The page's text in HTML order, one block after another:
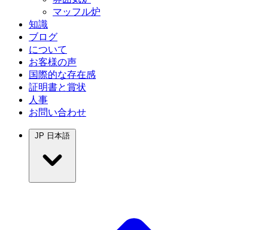
マッフル炉
知識
ブログ
について
お客様の声
国際的な存在感
証明書と賞状
人事
お問い合わせ
JP 日本語